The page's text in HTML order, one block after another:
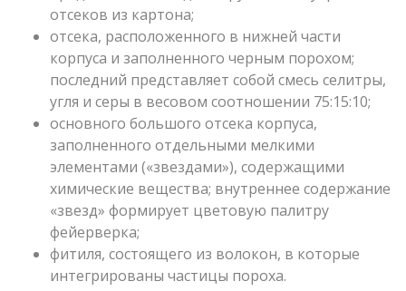
отсеков из картона;
отсека, расположенного в нижней части
корпуса и заполненного черным порохом;
последний представляет собой смесь селитры,
угля и серы в весовом соотношении 75:15:10;
основного большого отсека корпуса,
заполненного отдельными мелкими
элементами («звездами»), содержащими
химические вещества; внутреннее содержание
«звезд» формирует цветовую палитру
фейерверка;
фитиля, состоящего из волокон, в которые
интегрированы частицы пороха.